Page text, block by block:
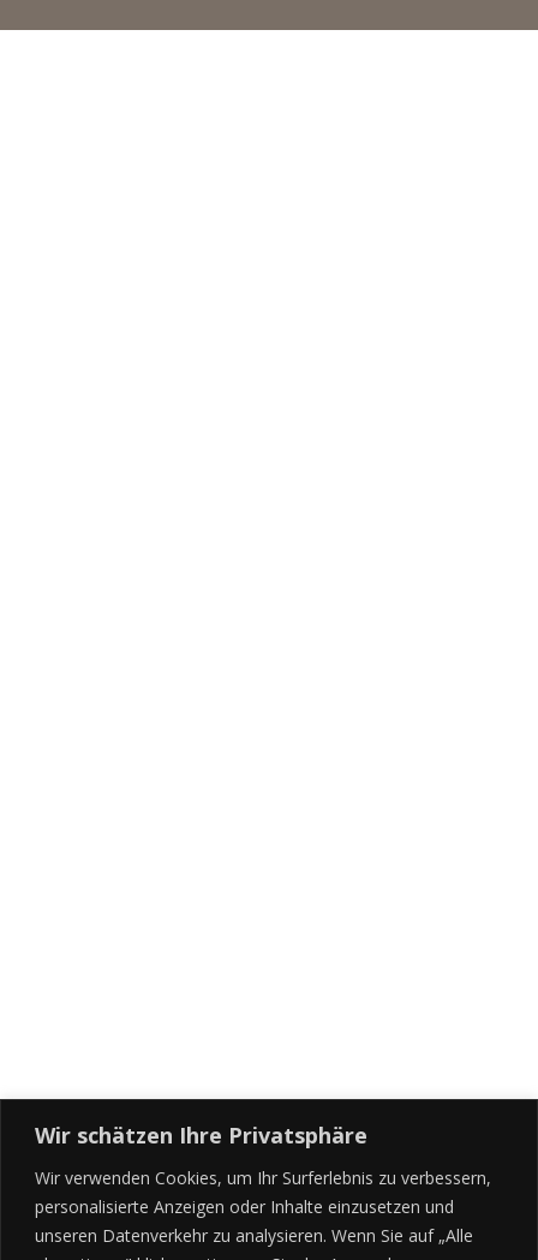
Wir schätzen Ihre Privatsphäre
Wir verwenden Cookies, um Ihr Surferlebnis zu verbessern,
personalisierte Anzeigen oder Inhalte einzusetzen und
unseren Datenverkehr zu analysieren. Wenn Sie auf „Alle